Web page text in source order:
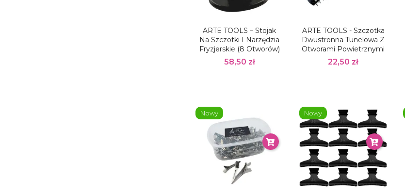
ARTE TOOLS – Stojak
Na Szczotki I Narzędzia
Fryzjerskie (8 Otworów)
58,50 zł
ARTE TOOLS - Szczotka
Dwustronna Tunelowa Z
Otworami Powietrznymi
22,50 zł
Nowy Nowy